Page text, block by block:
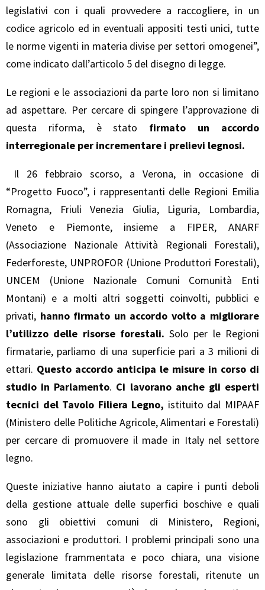
legislativi con i quali provvedere a raccogliere, in un
codice agricolo ed in eventuali appositi testi unici, tutte
le norme vigenti in materia divise per settori omogenei”,
come indicato dall’articolo 5 del disegno di legge.
Le regioni e le associazioni da parte loro non si limitano
ad aspettare. Per cercare di spingere l’approvazione di
questa riforma, è stato firmato un accordo
interregionale per incrementare i prelievi legnosi.
Il 26 febbraio scorso, a Verona, in occasione di
“Progetto Fuoco”, i rappresentanti delle Regioni Emilia
Romagna, Friuli Venezia Giulia, Liguria, Lombardia,
Veneto e Piemonte, insieme a FIPER, ANARF
(Associazione Nazionale Attività Regionali Forestali),
Federforeste, UNPROFOR (Unione Produttori Forestali),
UNCEM (Unione Nazionale Comuni Comunità Enti
Montani) e a molti altri soggetti coinvolti, pubblici e
privati, hanno firmato un accordo volto a migliorare
l’utilizzo delle risorse forestali. Solo per le Regioni
firmatarie, parliamo di una superficie pari a 3 milioni di
ettari. Questo accordo anticipa le misure in corso di
studio in Parlamento. Ci lavorano anche gli esperti
tecnici del Tavolo Filiera Legno, istituito dal MIPAAF
(Ministero delle Politiche Agricole, Alimentari e Forestali)
per cercare di promuovere il made in Italy nel settore
legno.
Queste iniziative hanno aiutato a capire i punti deboli
della gestione attuale delle superfici boschive e quali
sono gli obiettivi comuni di Ministero, Regioni,
associazioni e produttori. I problemi principali sono una
legislazione frammentata e poco chiara, una visione
generale limitata delle risorse forestali, ritenute un